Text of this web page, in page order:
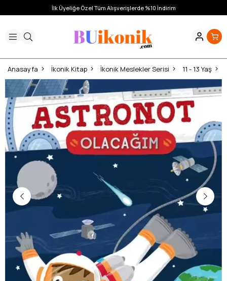
İlk Üyeliğe Özel Tüm Alışverişlerde %10 İndirim
Anasayfa İkonik Kitap İkonik Meslekler Serisi 11 - 13 Yaş